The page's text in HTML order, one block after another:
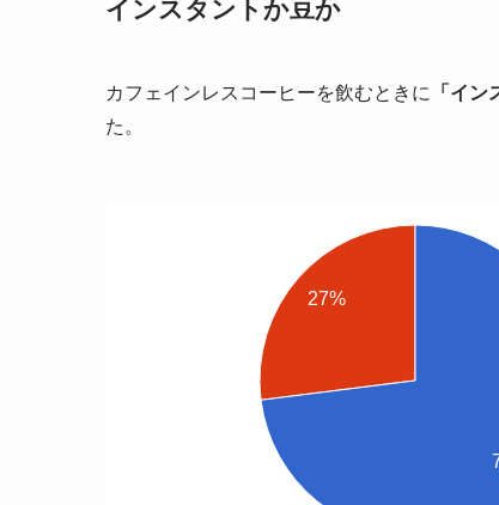
インスタントか豆か
カフェインレスコーヒーを飲むときに 「イ
た。
27%